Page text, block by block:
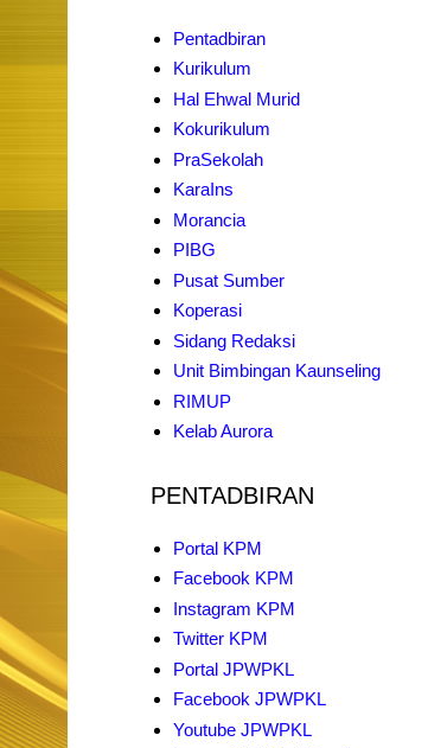
Pentadbiran
Kurikulum
Hal Ehwal Murid
Kokurikulum
PraSekolah
KaraIns
Morancia
PIBG
Pusat Sumber
Koperasi
Sidang Redaksi
Unit Bimbingan Kaunseling
RIMUP
Kelab Aurora
PENTADBIRAN
Portal KPM
Facebook KPM
Instagram KPM
Twitter KPM
Portal JPWPKL
Facebook JPWPKL
Youtube JPWPKL